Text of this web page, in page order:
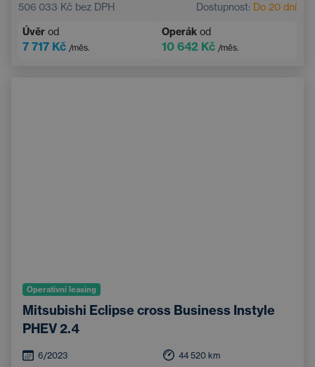
506 033 Kč bez DPH Dostupnost: Do 20 dní
Úvěr od
7 717 Kč /měs.
Operák od
10 642 Kč /měs.
Operativní leasing
Mitsubishi Eclipse cross Business Instyle
PHEV 2.4
6/2023 44 520 km